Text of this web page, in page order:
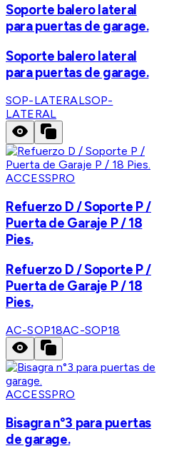
Soporte balero lateral
para puertas de garage.
Soporte balero lateral
para puertas de garage.
SOP-LATERALSOP-
LATERAL
ACCESSPRO
Refuerzo D / Soporte P /
Puerta de Garaje P / 18
Pies.
Refuerzo D / Soporte P /
Puerta de Garaje P / 18
Pies.
AC-SOP18AC-SOP18
ACCESSPRO
Bisagra n°3 para puertas
de garage.